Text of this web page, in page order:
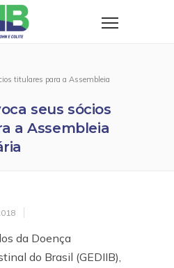
titulares para a Assembleia
seus sócios
a Assembleia
da Doença
do Brasil (GEDIIB),